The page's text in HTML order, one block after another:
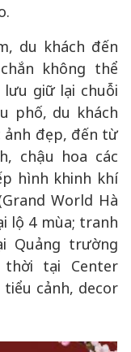
du khách đến
không thể
giữ lại chuỗi
phố, du khách
ảnh đẹp, đến từ
chậu hoa các
hình khinh khí
World Hà
lộ 4 mùa; tranh
Quảng trường
tại Center
tiểu cảnh, decor